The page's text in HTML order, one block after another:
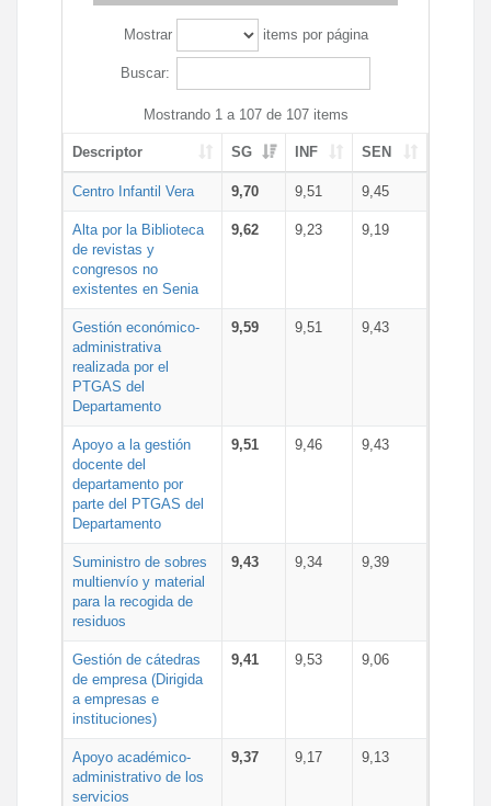
Mostrar items por página
Buscar:
Mostrando 1 a 107 de 107 items
Descriptor SG INF SEN
Centro Infantil Vera 9,70 9,51 9,45
Alta por la Biblioteca
de revistas y
congresos no
existentes en Senia
9,62 9,23 9,19
Gestión económico-
administrativa
realizada por el
PTGAS del
Departamento
9,59 9,51 9,43
Apoyo a la gestión
docente del
departamento por
parte del PTGAS del
Departamento
9,51 9,46 9,43
Suministro de sobres
multienvío y material
para la recogida de
residuos
9,43 9,34 9,39
Gestión de cátedras
de empresa (Dirigida
a empresas e
instituciones)
9,41 9,53 9,06
Apoyo académico-
administrativo de los
servicios
9,37 9,17 9,13